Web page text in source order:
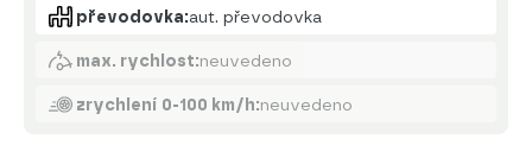
převodovka:aut. převodovka
max. rychlost:neuvedeno
zrychlení 0-100 km/h:neuvedeno